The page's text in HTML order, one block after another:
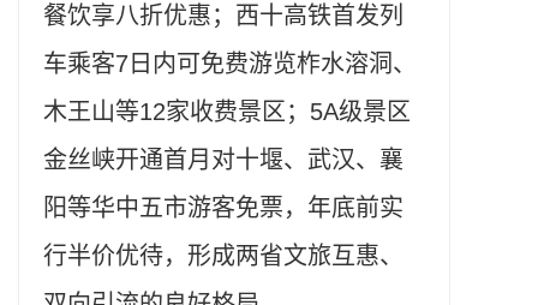
餐饮享八折优惠；西十高铁首发列
车乘客7日内可免费游览柞水溶洞、
木王山等12家收费景区；5A级景区
金丝峡开通首月对十堰、武汉、襄
阳等华中五市游客免票，年底前实
行半价优待，形成两省文旅互惠、